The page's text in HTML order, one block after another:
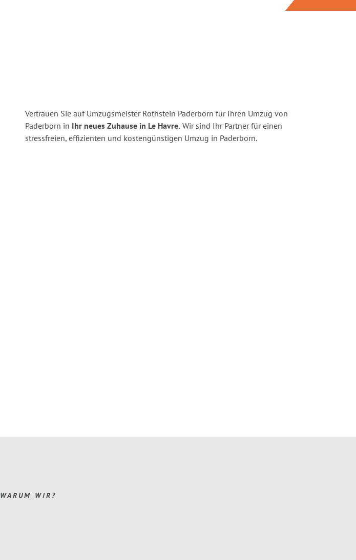
Vertrauen Sie auf Umzugsmeister Rothstein Paderborn für Ihren Umzug von
Paderborn in Ihr neues Zuhause in Le Havre. Wir sind Ihr Partner für einen
stressfreien, effizienten und kostengünstigen Umzug in Paderborn.
WARUM WIR?